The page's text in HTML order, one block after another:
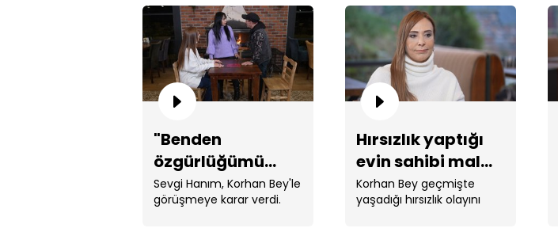
"Benden
özgürlüğümü
aldın!"
Sevgi Hanım, Korhan Bey'le
görüşmeye karar verdi.
Hırsızlık yaptığı
evin sahibi mal
varlığını bıraktı!
Korhan Bey geçmişte
yaşadığı hırsızlık olayını